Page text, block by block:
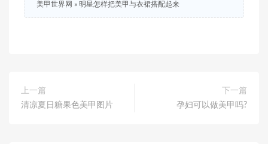
美甲世界网 » 明星怎样把美甲与衣裙搭配起来
上一篇
清凉夏日糖果色美甲图片
下一篇
孕妇可以做美甲吗?